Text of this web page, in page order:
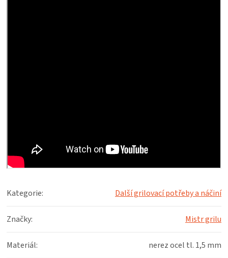
Kategorie: Další grilovací potřeby a náčiní
Značky: Mistr grilu
Materiál: nerez ocel tl. 1,5 mm